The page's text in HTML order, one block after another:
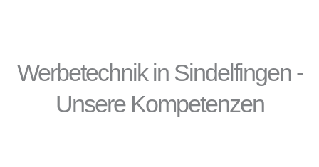
Werbetechnik in Sindelfingen -
Unsere Kompetenzen